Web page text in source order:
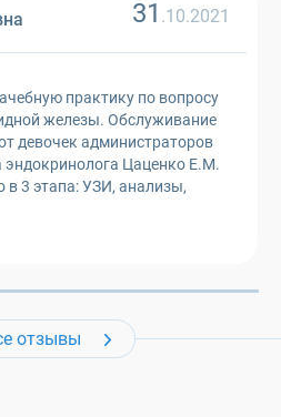
31 .10.2021
практику по вопросу
железы. Обслуживание
девочек администраторов
эндокринолога Цаценко Е.М.
3 этапа: УЗИ, анализы,
отзывы